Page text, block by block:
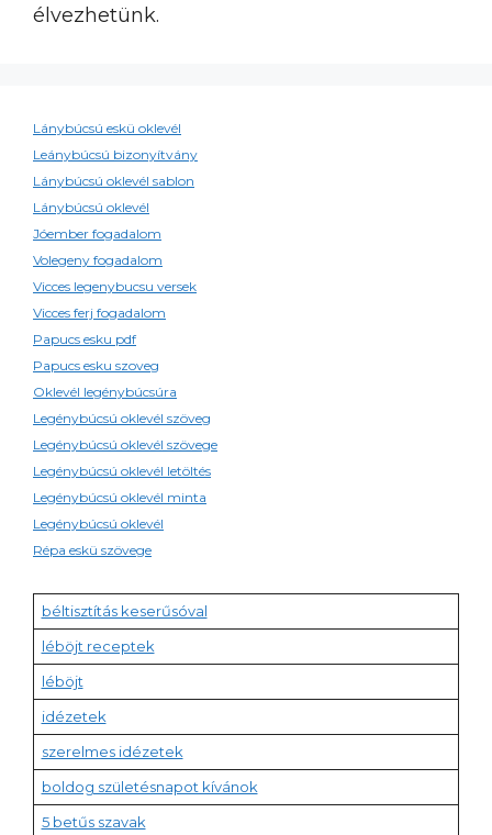
élvezhetünk.
Lánybúcsú eskü oklevél
Leánybúcsú bizonyítvány
Lánybúcsú oklevél sablon
Lánybúcsú oklevél
Jóember fogadalom
Volegeny fogadalom
Vicces legenybucsu versek
Vicces ferj fogadalom
Papucs esku pdf
Papucs esku szoveg
Oklevél legénybúcsúra
Legénybúcsú oklevél szöveg
Legénybúcsú oklevél szövege
Legénybúcsú oklevél letöltés
Legénybúcsú oklevél minta
Legénybúcsú oklevél
Répa eskü szövege
béltisztítás keserűsóval
léböjt receptek
léböjt
idézetek
szerelmes idézetek
boldog születésnapot kívánok
5 betűs szavak